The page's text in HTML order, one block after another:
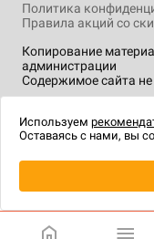
Копирование
администрации
Содержимое сайта
Политика
Правила акций со
технологии.
Используем
Оставаясь с нами, вы